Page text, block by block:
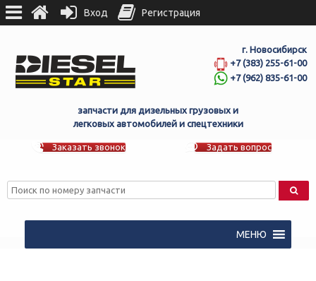
г. Новосибирск
+7 (383) 255-61-00
+7 (962) 835-61-00
запчасти для дизельных грузовых и
легковых автомобилей и спецтехники
Заказать звонок Задать вопрос
МЕНЮ
Вход Регистрация